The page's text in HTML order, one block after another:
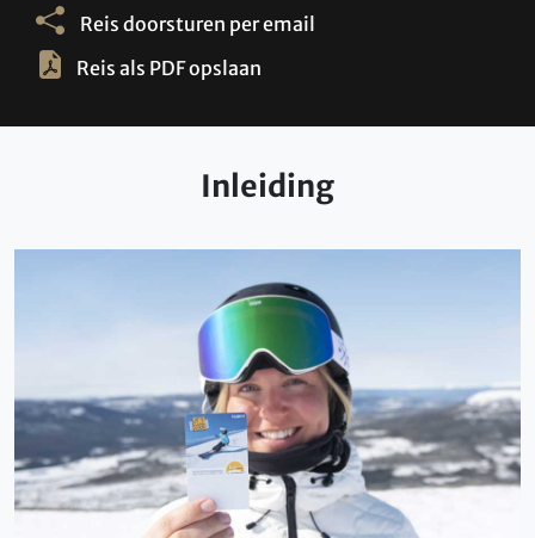
Reis doorsturen per email
Reis als PDF opslaan
Inleiding